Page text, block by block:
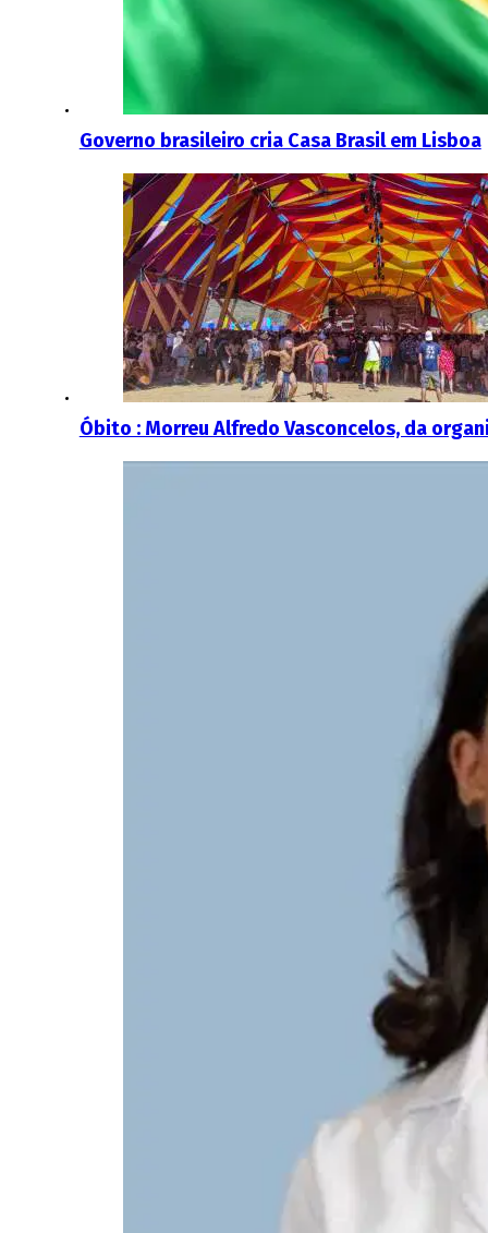
Governo brasileiro cria Casa Brasil em Lisboa
Óbito : Morreu Alfredo Vasconcelos, da